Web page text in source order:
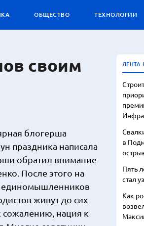
ОБЩЕСТВО ТЕХНОЛОГИИ
своим
блогерша
праздника написала
обратил внимание
После этого на
единомышленников
живут до сих
сожалению, нация к
ЛЕНТА
в
Пять
стал
Как